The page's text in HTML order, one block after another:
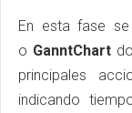
En esta fase
o GanntChart
principales
indicando